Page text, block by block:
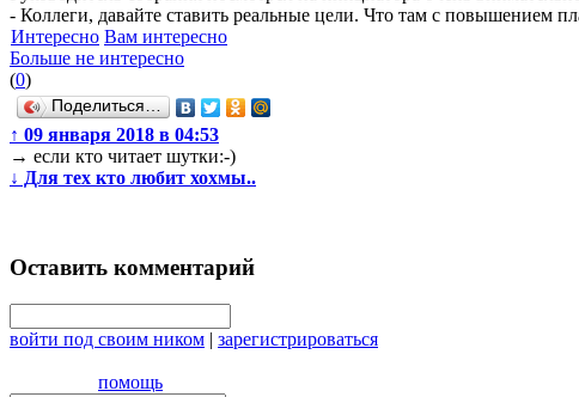
- Коллеги, давайте ставить реальные цели. Что там с повышением
Интересно Вам интересно
Больше не интересно
(0)
Поделиться…
↑ 09 января 2018 в 04:53
→ если кто читает шутки:-)
↓ Для тех кто любит хохмы..
Оставить комментарий
войти под своим ником | зарегистрироваться
помощь